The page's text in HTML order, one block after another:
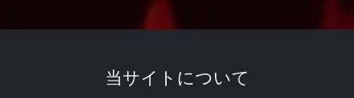
当サイトについて